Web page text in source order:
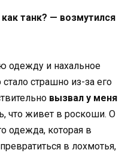
танк? — возмутился
одежду и нахальное
страшно из-за его
вызвал у меня
что живет в роскоши. О
одежда, которая в
в лохмотья,